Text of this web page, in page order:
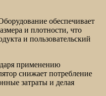
обеспечивает
и плотности, что
и пользовательский
применению
снижает потребление
затраты и делая